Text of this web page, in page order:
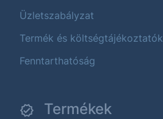
Üzletszabályzat
Termék és költségtájékoztatók
Fenntarthatóság
Termékek